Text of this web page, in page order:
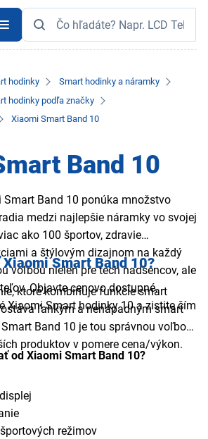
hodinky
Smart hodinky a náramky
hodinky podľa značky
Xiaomi Smart Band 10
Band 10
Smart Band 10 ponúka množstvo
medzi najlepšie náramky vo svojej
ako 100 športov, zdravie
a štýlovým dizajnom na každý
voľbou nielen pre tech nadšencov, ale
Objavte cenovo dostupné,
Xiaomi Smart hodinky 10 a zistite čím
Smart Band 10?
ktoré kombinuje funkcie smart
ľahkým a nenápadným smart
Band 10 je tou správnou voľbou.
produktov v pomere cena/výkon.
od Xiaomi Smart Band 10?
režimov